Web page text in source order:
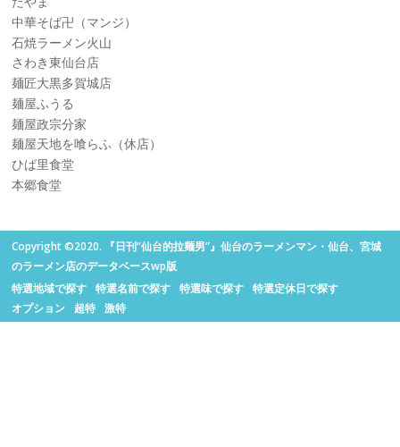
中華そば卍（マンジ）
石焼ラーメン火山
さわき東仙台店
麺匠大黒多賀城店
麺屋ふうる
麺屋政宗分家
麺屋天地を喰らふ（休店）
ひば里食堂
本郷食堂
Copyright ©2020. 『日刊“仙台的拉麺男”』仙台のラーメンマン・仙台、宮城
のラーメン店のデータベースwp版
特選地域で探す
特選名前で探す 特選味で探す
特選定休日で探す
オプション
超特 激特